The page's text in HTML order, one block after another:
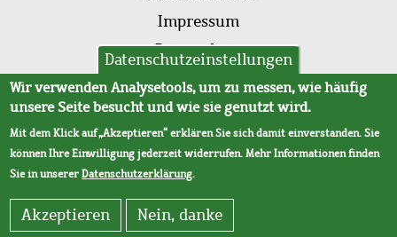
Impressum
Datenschutz
AVB
Datenschutzeinstellungen
Wir verwenden Analysetools, um zu messen, wie häufig
unsere Seite besucht und wie sie genutzt wird.
Mit dem Klick auf „Akzeptieren“ erklären Sie sich damit einverstanden. Sie
können Ihre Einwilligung jederzeit widerrufen. Mehr Informationen finden
Sie in unsererDatenschutzerklärung.
Akzeptieren Nein, danke